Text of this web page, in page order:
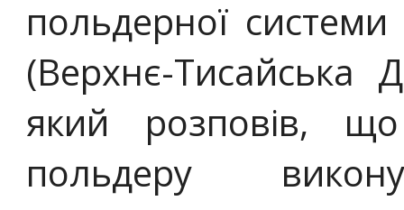
польдерної
(Верхнє-Тисайська
який розповів,
польдеру